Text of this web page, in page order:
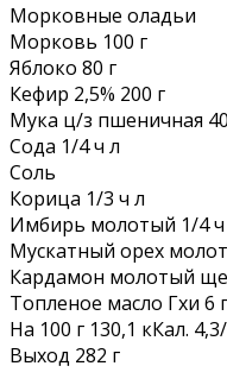
Морковные оладьи
Морковь 100 г
Яблоко 80 г
Кефир 2,5% 200 г
Мука ц/з пшеничная
Сода 1/4 ч л
Соль
Корица 1/3 ч л
Имбирь молотый 1/4 ч
Мускатный орех
Кардамон молотый
Топленое масло Гхи 6 г
На 100 г 130,1 кКал.
Выход 282 г